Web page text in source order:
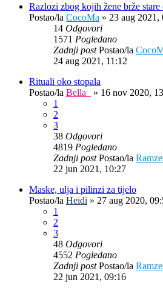
Razlozi zbog kojih žene brže stare
Postao/la CocoMa » 23 aug 2021,
14 Odgovori
1571 Pogledano
Zadnji postPostao/la
24 aug 2021, 11:12
Rituali oko stopala
Postao/la Bella_ » 16 nov 2020,
1
2
3
38 Odgovori
4819 Pogledano
Zadnji postPostao/la
22 jun 2021, 10:27
Maske, ulja i pilinzi za tijelo
Postao/la Heidi » 27 aug 2020,
1
2
3
48 Odgovori
4552 Pogledano
Zadnji postPostao/la
22 jun 2021, 09:16